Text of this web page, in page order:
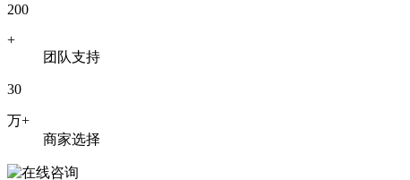
200
+
团队支持
30
万+
商家选择